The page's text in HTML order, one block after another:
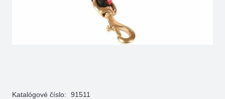
Katalógové číslo: 91511